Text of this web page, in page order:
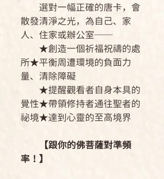
選對一幅正確的唐卡，會
散發清淨之光，為自己、家
人、住家或辦公室──
★創造一個祈福祝禱的處
所★平衡周遭環境的負面力
量、清除障礙
★提醒觀看者自身本具的
覺性★帶領修持者通往聖者的
祕境★達到心靈的至高境界
【跟你的佛菩薩對準頻
率！】